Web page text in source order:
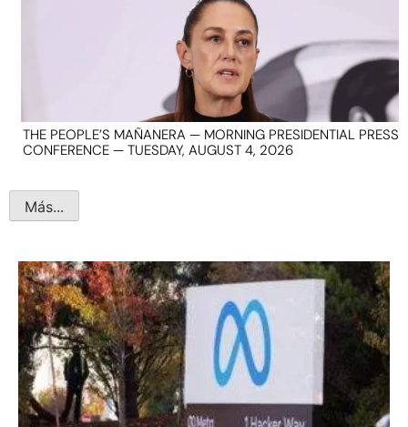
THE PEOPLE’S MAÑANERA — MORNING PRESIDENTIAL PRESS
CONFERENCE — TUESDAY, AUGUST 4, 2026
Más...